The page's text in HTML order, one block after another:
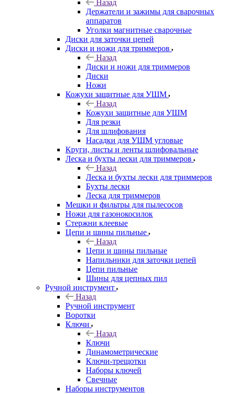
Назад
Держатели и зажимы для сварочных
аппаратов
Уголки магнитные сварочные
Диски для заточки цепей
Диски и ножи для триммеров
Назад
Диски и ножи для триммеров
Диски
Ножи
Кожухи защитные для УШМ
Назад
Кожухи защитные для УШМ
Для резки
Для шлифования
Насадки для УШМ угловые
Круги, листы и ленты шлифовальные
Леска и бухты лески для триммеров
Назад
Леска и бухты лески для триммеров
Бухты лески
Леска для триммеров
Мешки и фильтры для пылесосов
Ножи для газонокосилок
Стержни клеевые
Цепи и шины пильные
Назад
Цепи и шины пильные
Напильники для заточки цепей
Цепи пильные
Шины для цепных пил
Ручной инструмент
Назад
Ручной инструмент
Воротки
Ключи
Назад
Ключи
Динамометрические
Ключи-трещотки
Наборы ключей
Свечные
Наборы инструментов